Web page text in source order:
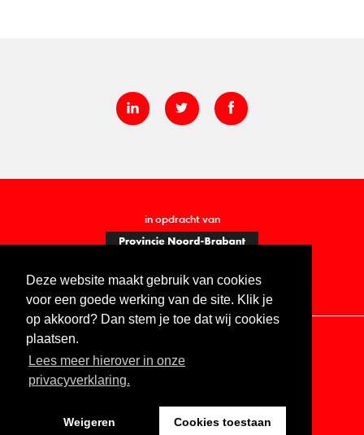
Deze website maakt gebruik van cookies
voor een goede werking van de site. Klik je
op akkoord? Dan stem je toe dat wij cookies
plaatsen.
Lees meer hierover in onze
privacyverklaring.
Weigeren Cookies toestaan
in opdracht van
Contact Vacatures ANBI
Digitale toegankelijkheid